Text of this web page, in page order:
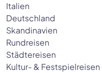
Italien
Deutschland
Skandinavien
Rundreisen
Städtereisen
Kultur- & Festspielreisen